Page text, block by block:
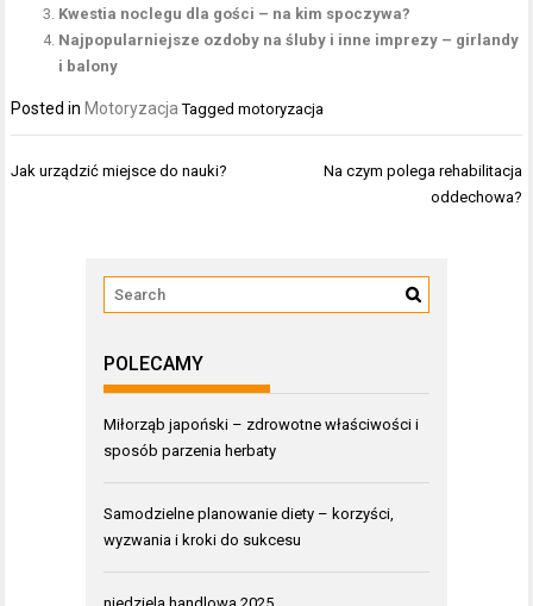
Kwestia noclegu dla gości – na kim spoczywa?
Najpopularniejsze ozdoby na śluby i inne imprezy – girlandy
i balony
Posted in Motoryzacja Taggedmotoryzacja
Nawigacja
Jak urządzić miejsce do nauki?
Na czym polega rehabilitacja
oddechowa?
POLECAMY
Miłorząb japoński – zdrowotne właściwości i
sposób parzenia herbaty
Samodzielne planowanie diety – korzyści,
wyzwania i kroki do sukcesu